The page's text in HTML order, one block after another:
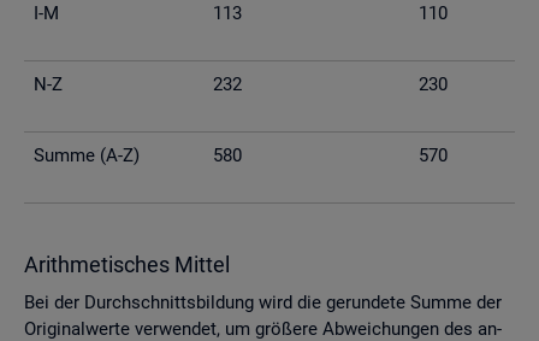
I-M 113 110
N-Z 232 230
Summe (A-Z) 580 570
Arith­me­ti­sches Mit­tel
Bei der Durch­schnitts­bil­dung wird die ge­run­de­te Summe der
Ori­gi­nal­wer­te ver­wen­det, um grö­ße­re Ab­wei­chun­gen des an­